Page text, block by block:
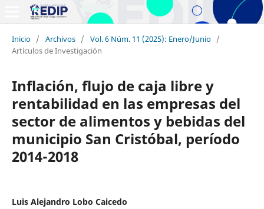
Inicio / Archivos / Vol. 6 Núm. 11 (2025): Enero/Junio /
Artículos de Investigación
Inflación, flujo de caja libre y
rentabilidad en las empresas del
sector de alimentos y bebidas del
municipio San Cristóbal, período
2014-2018
Luis Alejandro Lobo Caicedo